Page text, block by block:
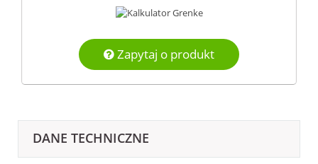
Zapytaj o produkt
DANE TECHNICZNE